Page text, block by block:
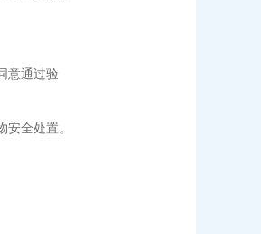
意通过验
全处置。